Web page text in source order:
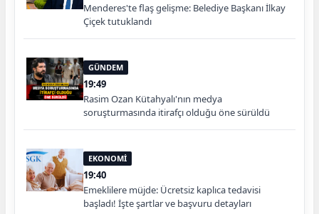
Menderes'te flaş gelişme: Belediye Başkanı İlkay
Çiçek tutuklandı
GÜNDEM
19:49
Rasim Ozan Kütahyalı'nın medya
soruşturmasında itirafçı olduğu öne sürüldü
EKONOMİ
19:40
Emeklilere müjde: Ücretsiz kaplıca tedavisi
başladı! İşte şartlar ve başvuru detayları